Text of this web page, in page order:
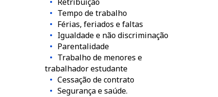
Tempo de trabalho
Férias, feriados e faltas
Igualdade e não discriminação
Parentalidade
Trabalho de menores e
trabalhador estudante
Cessação de contrato
Segurança e saúde.